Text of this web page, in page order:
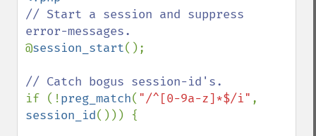
// Start a session and suppress
@session_start();
if (!preg_match( "/^[0-9a-z]*$/i"
session_id())) {